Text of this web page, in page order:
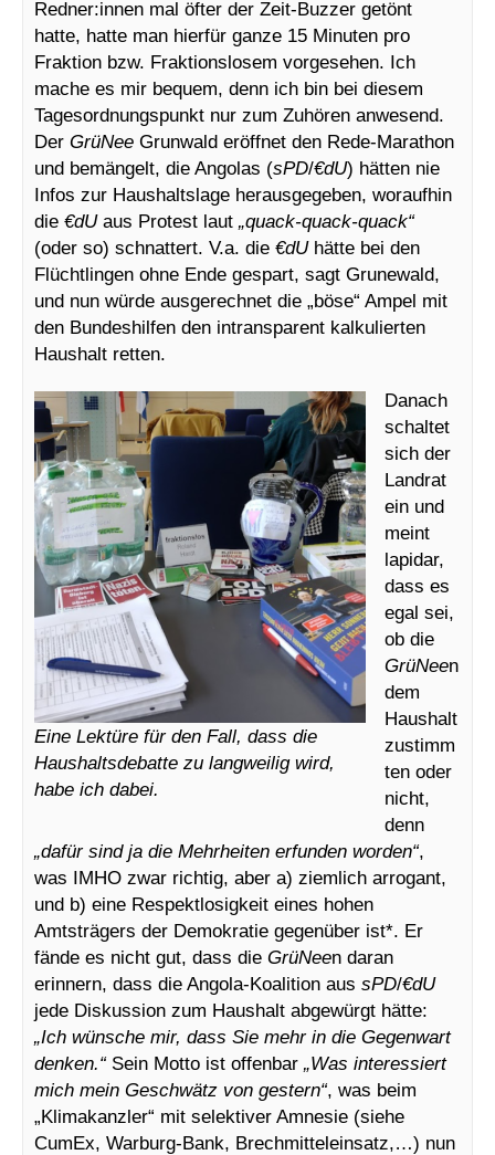
Redner:innen mal öfter der Zeit-Buzzer getönt
hatte, hatte man hierfür ganze 15 Minuten pro
Fraktion bzw. Fraktionslosem vorgesehen. Ich
mache es mir bequem, denn ich bin bei diesem
Tagesordnungspunkt nur zum Zuhören anwesend.
Der GrüNee Grunwald eröffnet den Rede-Marathon
und bemängelt, die Angolas (sPD/€dU) hätten nie
Infos zur Haushaltslage herausgegeben, woraufhin
die €dUaus Protest laut „quack-quack-quack“
(oder so) schnattert. V.a. die €dUhätte bei den
Flüchtlingen ohne Ende gespart, sagt Grunewald,
und nun würde ausgerechnet die „böse“ Ampel mit
den Bundeshilfen den intransparent kalkulierten
Haushalt retten.
Eine Lektüre für den Fall, dass die
Haushaltsdebatte zu langweilig wird,
habe ich dabei.
Danach
schaltet
sich der
Landrat
ein und
meint
lapidar,
dass es
egal sei,
ob die
GrüNeen
dem
Haushalt
zustimm
ten oder
nicht,
denn
„dafür sind ja die Mehrheiten erfunden worden“,
was IMHO zwar richtig, aber a) ziemlich arrogant,
und b) eine Respektlosigkeit eines hohen
Amtsträgers der Demokratie gegenüber ist*. Er
fände es nicht gut, dass die GrüNeen daran
erinnern, dass die Angola-Koalition aus sPD/€dU
jede Diskussion zum Haushalt abgewürgt hätte:
„Ich wünsche mir, dass Sie mehr in die Gegenwart
denken.“Sein Motto ist offenbar „Was interessiert
mich mein Geschwätz von gestern“, was beim
„Klimakanzler“ mit selektiver Amnesie (siehe
CumEx, Warburg-Bank, Brechmitteleinsatz,…) nun